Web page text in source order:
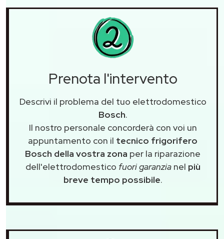
Prenota l'intervento
Descrivi il problema del tuo elettrodomestico
Bosch.
Il nostro personale concorderà con voi un
appuntamento con il tecnico frigorifero
Bosch della vostra zona per la riparazione
dell'elettrodomestico fuori garanzianel più
breve tempo possibile.